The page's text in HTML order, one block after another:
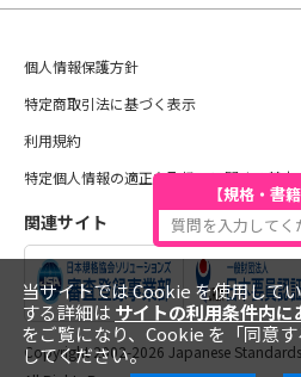
個人情報保護方針
特定商取引法に基づく表示
利用規約
特定個人情報の適正な取扱いに関する基本
関連サイト
Copyright 2002-2026 Japanese
当サイトでは Cookie を使用して
する詳細は サイトの利用条件内に
をご覧になり、Cookie を「同意
してください。
【規格・書
質問を入力してく